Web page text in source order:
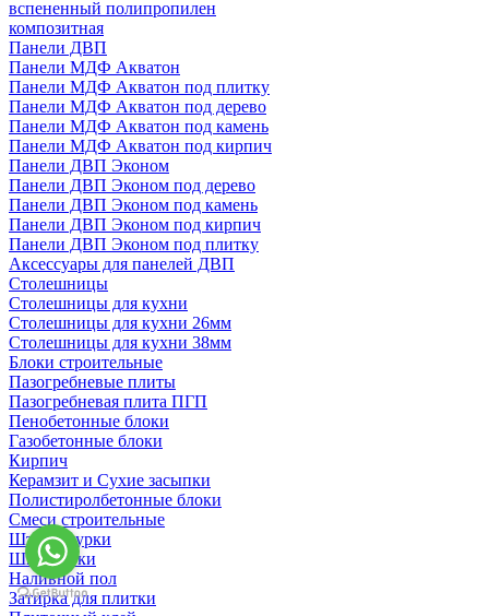
вспененный полипропилен
композитная
Панели ДВП
Панели МДФ Акватон
Панели МДФ Акватон под плитку
Панели МДФ Акватон под дерево
Панели МДФ Акватон под камень
Панели МДФ Акватон под кирпич
Панели ДВП Эконом
Панели ДВП Эконом под дерево
Панели ДВП Эконом под камень
Панели ДВП Эконом под кирпич
Панели ДВП Эконом под плитку
Аксессуары для панелей ДВП
Столешницы
Столешницы для кухни
Столешницы для кухни 26мм
Столешницы для кухни 38мм
Блоки строительные
Пазогребневые плиты
Пазогребневая плита ПГП
Пенобетонные блоки
Газобетонные блоки
Кирпич
Керамзит и Сухие засыпки
Полистиролбетонные блоки
Смеси строительные
Штукартурки
Шпаклевки
Наливной пол
Затирка для плитки